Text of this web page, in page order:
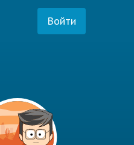
Войти